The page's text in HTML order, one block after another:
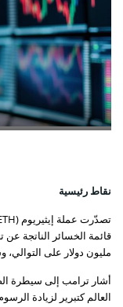
نقاط رئيسية
مليون دولار على التوالي،
العالم كتبرير لزيادة